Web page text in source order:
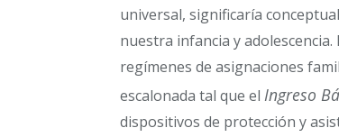
universal, significaría
nuestra infancia y
regímenes de asignaciones
escalonada tal que el Ingreso
dispositivos de protección y